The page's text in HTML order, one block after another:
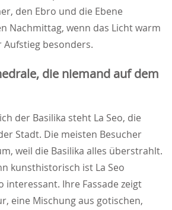
den Ebro und die Ebene
Nachmittag, wenn das Licht warm
besonders.
die niemand auf dem
der Basilika steht La Seo, die
Stadt. Die meisten Besucher
weil die Basilika alles überstrahlt.
kunsthistorisch ist La Seo
interessant. Ihre Fassade zeigt
eine Mischung aus gotischen,